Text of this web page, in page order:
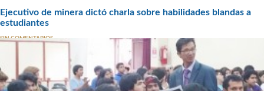
Ejecutivo de minera dictó charla sobre habilidades blandas a
estudiantes
SIN COMENTARIOS